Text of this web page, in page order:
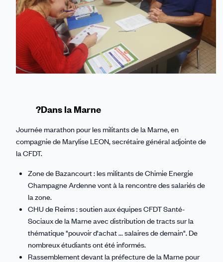
?Dans la Marne
Journée marathon pour les militants de la Marne, en
compagnie de Marylise LEON, secrétaire général adjointe de
la CFDT.
Zone de Bazancourt : les militants de Chimie Energie
Champagne Ardenne vont à la rencontre des salariés de
la zone.
CHU de Reims : soutien aux équipesCFDT Santé-
Sociaux de la Marne avec distribution de tracts sur la
thématique "pouvoir d'achat ... salaires de demain". De
nombreux étudiants ont été informés.
Rassemblement devant la préfecture de la Marne pour